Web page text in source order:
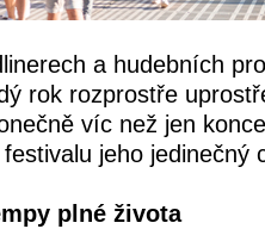
a hudebních
rok rozprostře
víc než jen
jeho jedinečný
plné života